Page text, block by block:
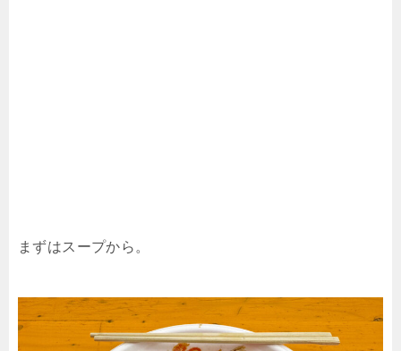
まずはスープから。